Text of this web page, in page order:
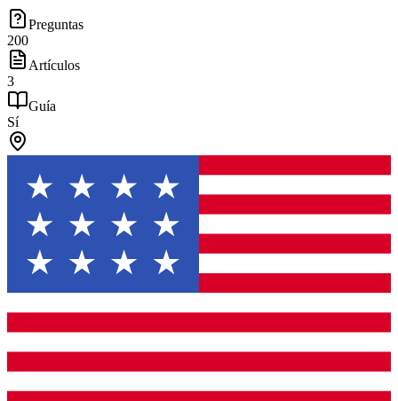
Preguntas
200
Artículos
3
Guía
Sí